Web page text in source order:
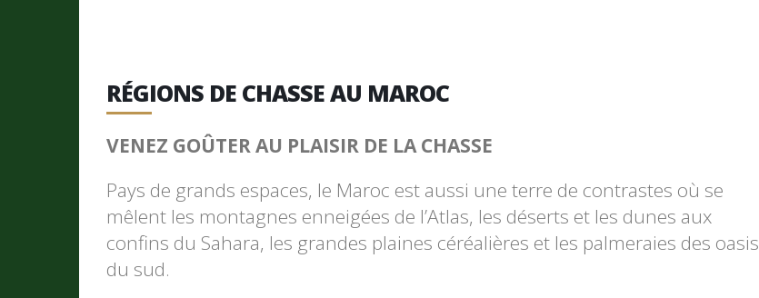
RÉGIONS DE CHASSE AU MAROC
VENEZ GOÛTER AU PLAISIR DE LA CHASSE
Pays de grands espaces, le Maroc est aussi une terre de contrastes où se
mêlent les montagnes enneigées de l’Atlas, les déserts et les dunes aux
confins du Sahara, les grandes plaines céréalières et les palmeraies des oasis
du sud.